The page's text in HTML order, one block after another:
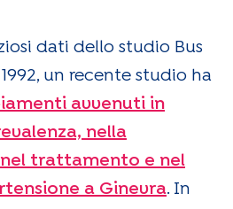
dati dello studio Bus
un recente studio ha
avvenuti in
nella
nel trattamento e nel
a Ginevra. In